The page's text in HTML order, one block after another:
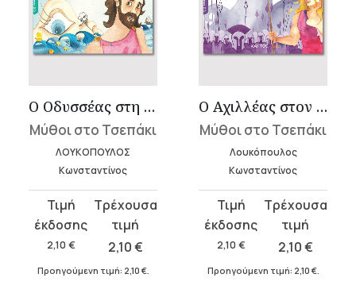
Ο Οδυσσέας στη σπηλιά του Κύκλωπα
Μύθοι στο Τσεπάκι
ΛΟΥΚΟΠΟΥΛΟΣ
Κωνσταντίνος
2,10 €
Original
price
was:
2,10 €.
2,10€
τρέχουσα
τιμή
είναι:
Προηγούμενη τιμή: 2,10 €.
Ο Αχιλλέας στον Τρωικό πόλεμο
Μύθοι στο Τσεπάκι
Λουκόπουλος
Κωνσταντίνος
2,10 €
Original
price
was:
2,10 €.
2,10€
τρέχουσα
τιμή
είναι:
Προηγούμενη τιμή: 2,10 €.